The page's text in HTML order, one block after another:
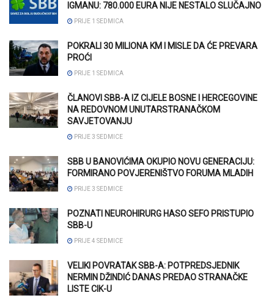
IGMANU: 780.000 EURA NIJE NESTALO SLUČAJNO
PRIJE 1 SEDMICA
POKRALI 30 MILIONA KM I MISLE DA ĆE PREVARA
PROĆI
PRIJE 1 SEDMICA
ČLANOVI SBB-A IZ CIJELE BOSNE I HERCEGOVINE
NA REDOVNOM UNUTARSTRANAČKOM
SAVJETOVANJU
PRIJE 3 SEDMICE
SBB U BANOVIĆIMA OKUPIO NOVU GENERACIJU:
FORMIRANO POVJERENIŠTVO FORUMA MLADIH
PRIJE 3 SEDMICE
POZNATI NEUROHIRURG HASO SEFO PRISTUPIO
SBB-U
PRIJE 4 SEDMICE
VELIKI POVRATAK SBB-A: POTPREDSJEDNIK
NERMIN DŽINDIĆ DANAS PREDAO STRANAČKE
LISTE CIK-U